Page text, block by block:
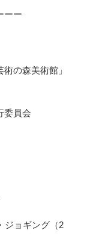
ーー
の森美術館」
委員会
ジョギング（2